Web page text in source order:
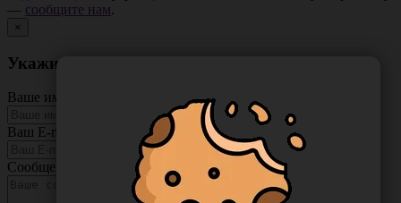
— сообщите нам.
×
Укажите неточность в описании товара
Ваше имя
Ваш E-mail
Сообщение